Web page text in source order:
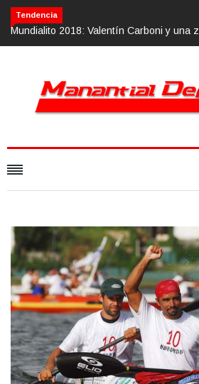
Tendencia
Calvario Race 2018, 10 de noviembre